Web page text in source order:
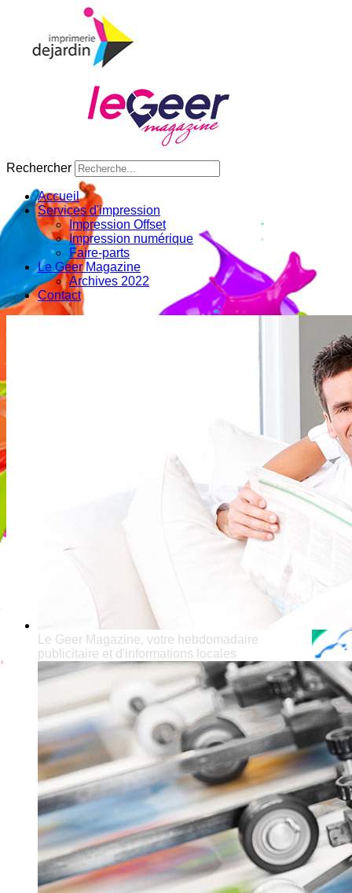
Rechercher
Accueil
Services d'impression
Impression Offset
Impression numérique
Faire-parts
Le Geer Magazine
Archives 2022
Contact
Le Geer Magazine, votre hebdomadaire
publicitaire et d'informations locales